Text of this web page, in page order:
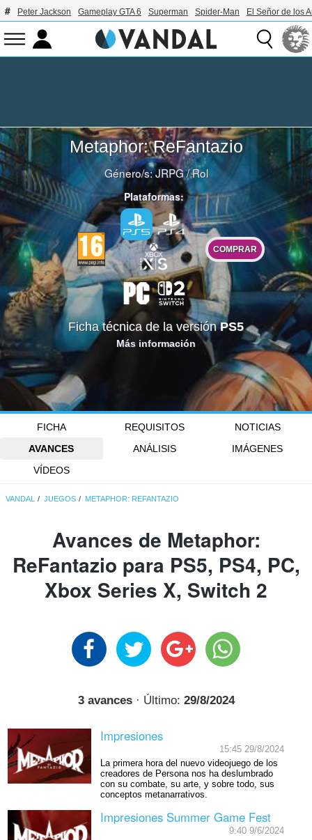
Peter Jackson Gameplay GTA 6 Superman Spider-Man El Señor de los
Metaphor: ReFantazio
Género/s:JRPG/Rol
Plataformas:
COMPRAR
Ficha técnica de la versiónPS5
Más información
FICHA REQUISITOS
NOTICIAS
AVANCES
ANÁLISIS
IMÁGENES
VÍDEOS
VANDAL JUEGOS METAPHOR: REFANTAZIO
Avances de Metaphor:
ReFantazio para PS5, PS4, PC,
Xbox Series X, Switch 2
3 avances· Último: 29/8/2024
Impresiones
15:45 29/8/2024
La primera hora del nuevo videojuego de los
creadores de Persona nos ha deslumbrado
con su combate, su arte, y sobre todo, sus
conceptos metanarrativos.
Impresiones Summer Game Fest
9:40 9/6/2024